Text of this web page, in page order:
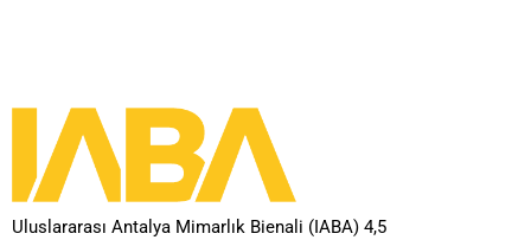
Uluslararası Antalya Mimarlık Bienali (IABA) 4,5